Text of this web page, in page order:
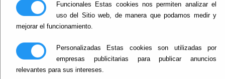
Funcionales Estas cookies nos permiten analizar el
uso del Sitio web, de manera que podamos medir y
mejorar el funcionamiento.
Personalizadas Estas cookies son utilizadas por
empresas publicitarias para publicar anuncios
relevantes para sus intereses.